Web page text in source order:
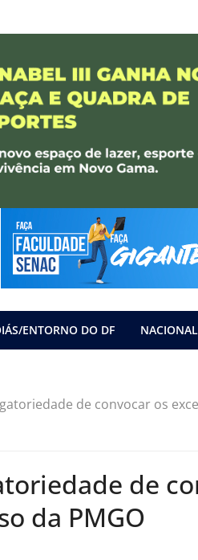
ENTORNO DO DF NACIONAL
de convocar os
de
da PMGO